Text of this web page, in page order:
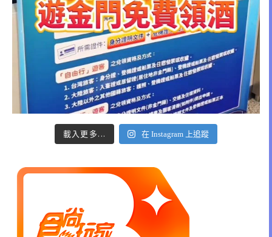
載入更多... 在 Instagram 上追蹤